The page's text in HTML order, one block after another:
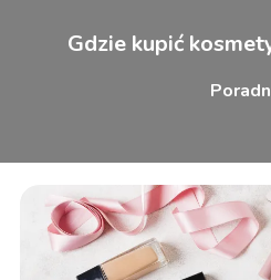
Gdzie kupić